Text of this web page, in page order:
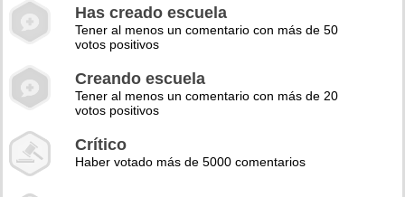
Has creado escuela
Tener al menos un comentario con más de 50
votos positivos
Creando escuela
Tener al menos un comentario con más de 20
votos positivos
Crítico
Haber votado más de 5000 comentarios